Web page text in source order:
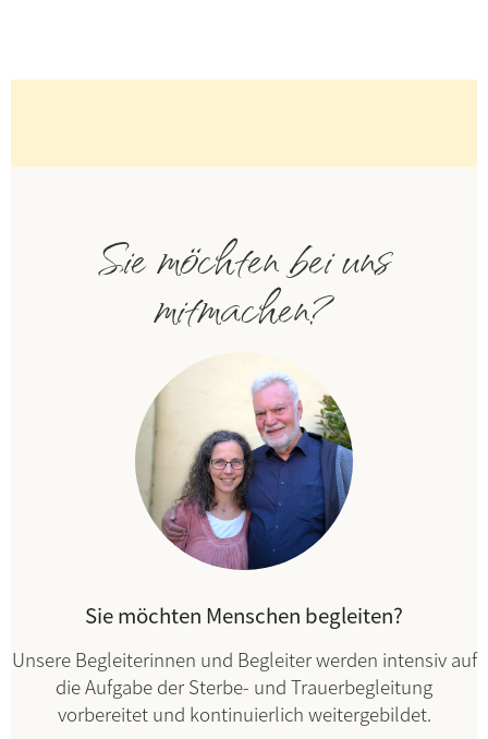
Sie möchten bei uns
mitmachen?
Sie möchten Menschen begleiten?
Unsere Begleiterinnen und Begleiter werden intensiv auf
die Aufgabe der Sterbe- und Trauerbegleitung
vorbereitet und kontinuierlich weitergebildet.